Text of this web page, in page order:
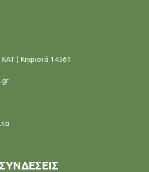
) Κηφισιά 14561